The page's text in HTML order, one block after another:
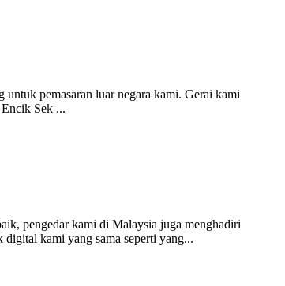
pemasaran luar negara kami. Gerai kami
Sek ...
pengedar kami di Malaysia juga menghadiri
kami yang sama seperti yang...